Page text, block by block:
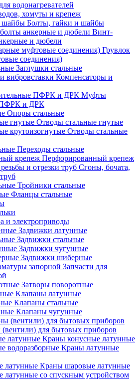
водонагревателей
хомуты и крепеж
Болты, гайки и шайбы
Винт-
и дюбели
Грувлок
соединения)
Заглушки стальные
Компенсаторы и
Муфты
ПФРК и ДРК
Опоры стальные
Отводы стальные гнутые
Отводы стальные
Переходы стальные
Перфорированный крепеж
Сгоны, бочата,
Тройники стальные
Фланцы стальные
и электроприводы
Задвижки латунные
Задвижки стальные
Задвижки чугунные
Задвижки шиберные
Запчасти для
Затворы поворотные
Клапаны латунные
Клапаны стальные
Клапаны чугунные
для бытовых приборов
Краны конусные латунные
Краны латунные
Краны шаровые латунные